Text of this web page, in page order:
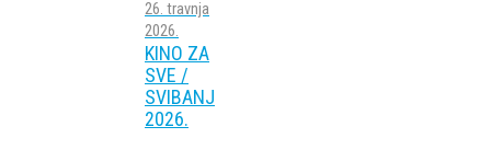
26. travnja
2026.
KINO ZA
SVE /
SVIBANJ
2026.